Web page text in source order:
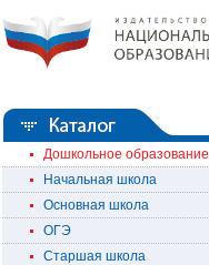
Дошкольное образование
Начальная школа
Основная школа
ОГЭ
Старшая школа